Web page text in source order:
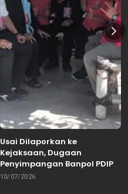
Usai Dilaporkan ke
Kejaksaan, Dugaan
Penyimpangan Banpol PDIP
Pasuruan Dinyatakan
10/07/2026